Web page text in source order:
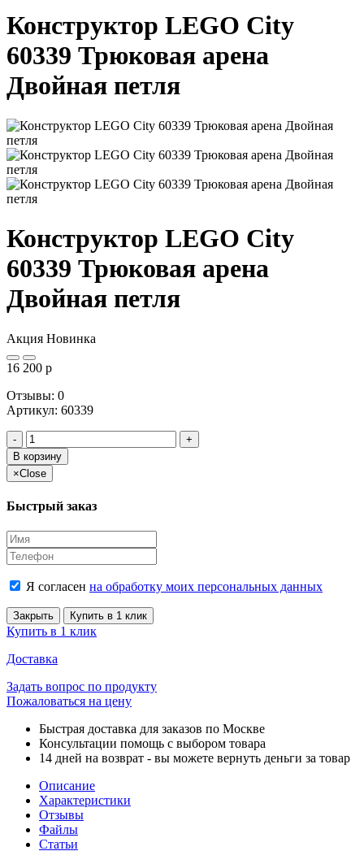
Конструктор LEGO City
60339 Трюковая арена
Двойная петля
Конструктор LEGO City
60339 Трюковая арена
Двойная петля
Акция Новинка
16 200 p
Отзывы: 0
Артикул: 60339
-
+
В корзину
×Close
Быстрый заказ
Я согласен на обработку моих персональных данных
Закрыть Купить в 1 клик
Купить в 1 клик
Доставка
Задать вопрос по продукту
Пожаловаться на цену
Быстрая доставка для заказов по Москве
Консультации помощь с выбором товара
14 дней на возврат - вы можете вернуть деньги за товар
Описание
Характеристики
Отзывы
Файлы
Статьи